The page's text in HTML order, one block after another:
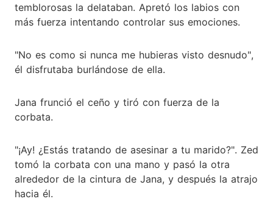
temblorosas la delataban. Apretó los labios con
más fuerza intentando controlar sus emociones.
"No es como si nunca me hubieras visto desnudo",
él disfrutaba burlándose de ella.
Jana frunció el ceño y tiró con fuerza de la
corbata.
"¡Ay! ¿Estás tratando de asesinar a tu marido?". Zed
tomó la corbata con una mano y pasó la otra
alrededor de la cintura de Jana, y después la atrajo
hacia él.